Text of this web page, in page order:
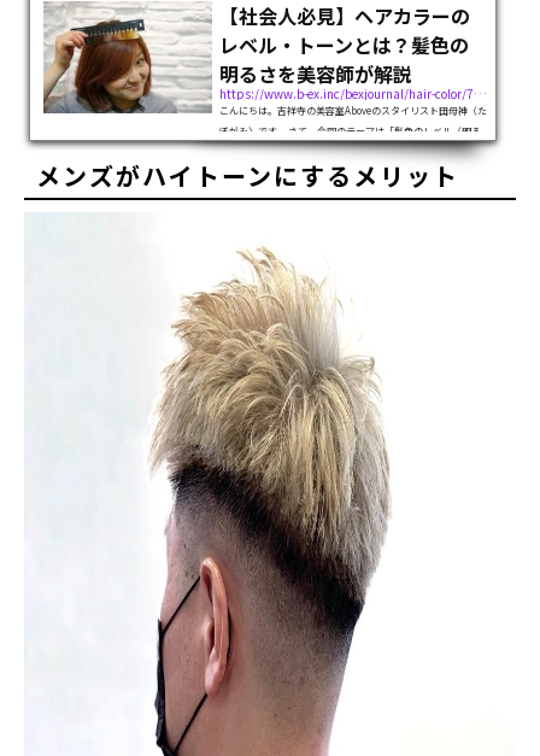
【社会人必見】ヘアカラーの
レベル・トーンとは？髪色の
明るさを美容師が解説
https://www.b-ex.inc/bexjournal/hair-color/7663
こんにちは。吉祥寺の美容室Aboveのスタイリスト田母神（た
ぼがみ）です。 さて、今回のテーマは「髪色のレベル（明る
さ）について」です。ヘアカラーをするときによく聞く「レ
ベル」や「トーン」という言葉。正直よくわからない方も多
いのではないでしょうか。そこ...
メンズがハイトーンにするメリット